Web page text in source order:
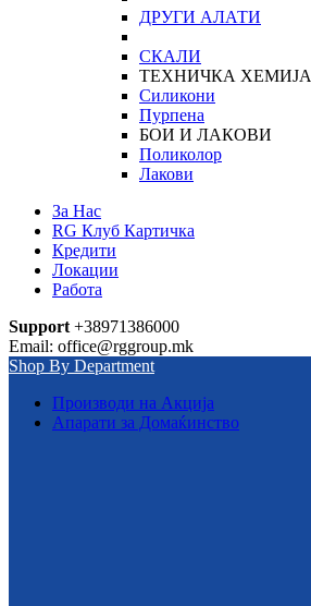
ДРУГИ АЛАТИ
СКАЛИ
ТЕХНИЧКА ХЕМИЈА
Силикони
Пурпена
БОИ И ЛАКОВИ
Поликолор
Лакови
За Нас
RG Клуб Картичка
Кредити
Локации
Работа
Support +38971386000
Email: office@rggroup.mk
Shop By Department
Производи на Акција
Апарати за Домаќинство